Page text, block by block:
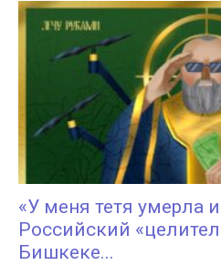
Новости
Кыргызстана
«У меня тетя умерла
Российский
Бишкеке...